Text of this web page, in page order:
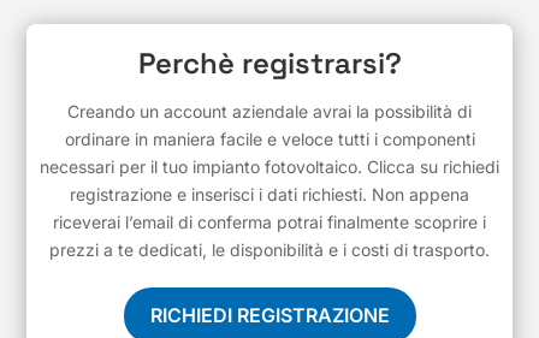
Perchè registrarsi?
Creando un account aziendale avrai la possibilità di
ordinare in maniera facile e veloce tutti i componenti
necessari per il tuo impianto fotovoltaico. Clicca su richiedi
registrazione e inserisci i dati richiesti. Non appena
riceverai l’email di conferma potrai finalmente scoprire i
prezzi a te dedicati, le disponibilità e i costi di trasporto.
RICHIEDI REGISTRAZIONE